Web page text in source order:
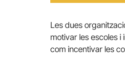
Les dues
motivar les escoles i
com incentivar les